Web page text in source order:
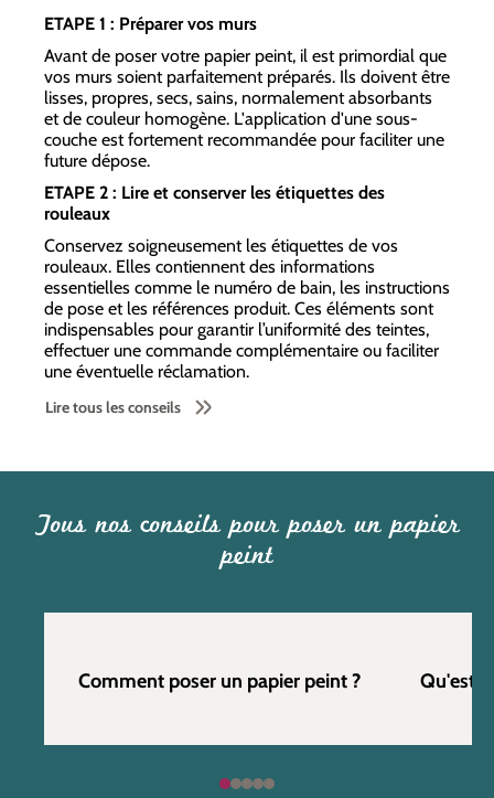
ETAPE 1 : Préparer vos murs
Avant de poser votre papier peint, il est primordial que
vos murs soient parfaitement préparés. Ils doivent être
lisses, propres, secs, sains, normalement absorbants
et de couleur homogène. L'application d'une sous-
couche est fortement recommandée pour faciliter une
future dépose.
ETAPE 2 : Lire et conserver les étiquettes des
rouleaux
Conservez soigneusement les étiquettes de vos
rouleaux. Elles contiennent des informations
essentielles comme le numéro de bain, les instructions
de pose et les références produit. Ces éléments sont
indispensables pour garantir l’uniformité des teintes,
effectuer une commande complémentaire ou faciliter
une éventuelle réclamation.
Lire tous les conseils
Tous nos conseils pour poser un papier
peint
Comment poser un papier peint ? Qu'est